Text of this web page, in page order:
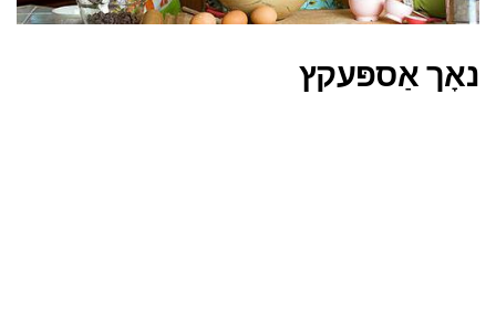
נאָך אַספּעקץ